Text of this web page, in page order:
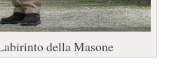
della Masone